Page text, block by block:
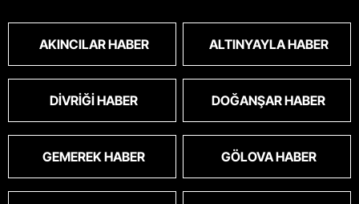
AKINCILAR HABER ALTINYAYLA HABER
DIVRIĞI HABER DOĞANŞAR HABER
GEMEREK HABER GÖLOVA HABER